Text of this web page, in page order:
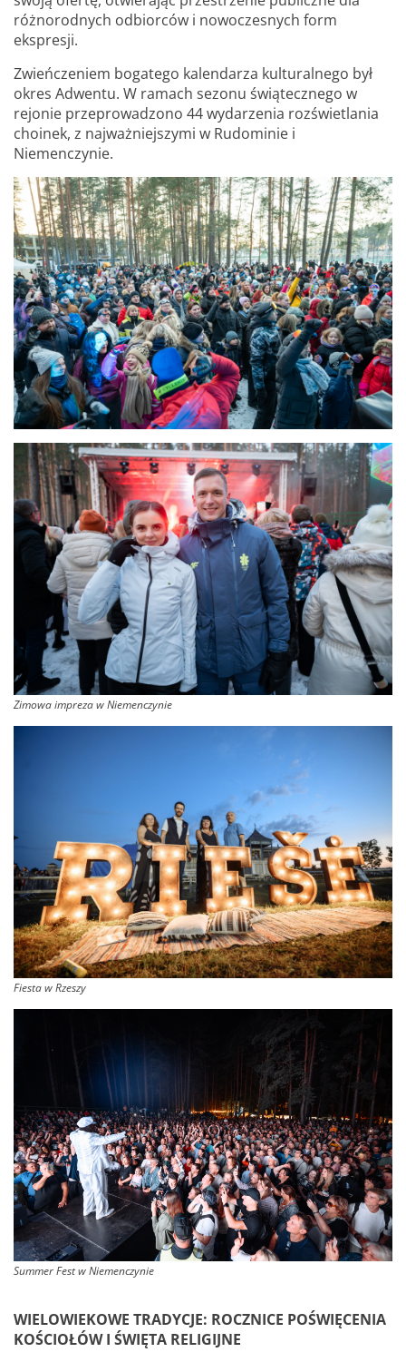
różnorodnych odbiorców i nowoczesnych form
ekspresji.
Zwieńczeniem bogatego kalendarza kulturalnego był
okres Adwentu. W ramach sezonu świątecznego w
rejonie przeprowadzono 44 wydarzenia rozświetlania
choinek, z najważniejszymi w Rudominie i
Niemenczynie.
Zimowa impreza w Niemenczynie
Fiesta w Rzeszy
Summer Fest w Niemenczynie
WIELOWIEKOWE TRADYCJE: ROCZNICE POŚWIĘCENIA
KOŚCIOŁÓW I ŚWIĘTA RELIGIJNE